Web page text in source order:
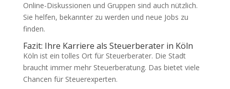
Online-Diskussionen und Gruppen sind auch nützlich.
Sie helfen, bekannter zu werden und neue Jobs zu
finden.
Fazit: Ihre Karriere als Steuerberater in Köln
Köln ist ein tolles Ort für Steuerberater. Die Stadt
braucht immer mehr Steuerberatung. Das bietet viele
Chancen für Steuerexperten.